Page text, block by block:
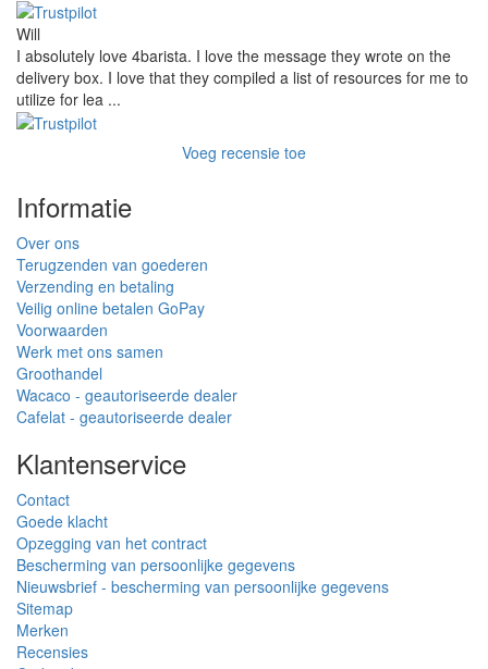
Will
I absolutely love 4barista. I love the message they wrote on the
delivery box. I love that they compiled a list of resources for me to
utilize for lea ...
Voeg recensie toe
Informatie
Over ons
Terugzenden van goederen
Verzending en betaling
Veilig online betalen GoPay
Voorwaarden
Werk met ons samen
Groothandel
Wacaco - geautoriseerde dealer
Cafelat - geautoriseerde dealer
Klantenservice
Contact
Goede klacht
Opzegging van het contract
Bescherming van persoonlijke gegevens
Nieuwsbrief - bescherming van persoonlijke gegevens
Sitemap
Merken
Recensies